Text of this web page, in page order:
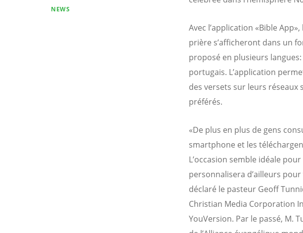
NEWS
Avec l’application «Bible
prière s’afficheront dans un
proposé en plusieurs
portugais. L’application
des versets sur leurs réseaux
préférés.
«De plus en plus de gens
smartphone et les
L’occasion semble idéale pour
personnalisera d’ailleurs pour
déclaré le pasteur Geoff
Christian Media Corporation
YouVersion. Par le passé, M.